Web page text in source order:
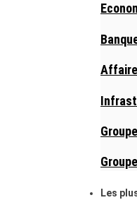
Les